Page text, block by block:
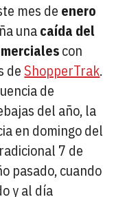
mes de enero
unacaída del
con
deShopperTrak.
de
del año, la
en domingo del
7 de
pasado, cuando
y al día